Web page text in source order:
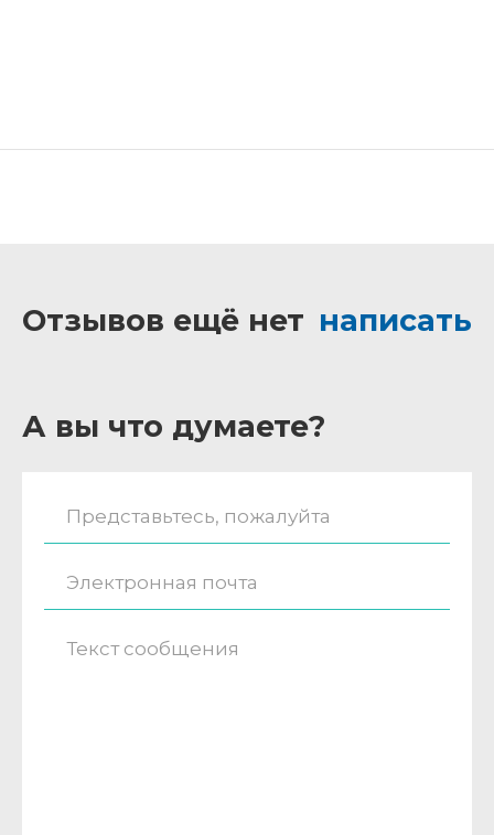
Отзывов ещё нет написать
А вы что думаете?